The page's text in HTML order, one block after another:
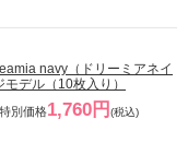
navy（ドリーミアネイ
デル（10枚入り）
別価格1,760円 (税込)